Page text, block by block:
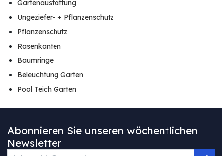
Gartenaustattung
Ungeziefer- + Pflanzenschutz
Pflanzenschutz
Rasenkanten
Baumringe
Beleuchtung Garten
Pool Teich Garten
Abonnieren Sie unseren wöchentlichen
Newsletter